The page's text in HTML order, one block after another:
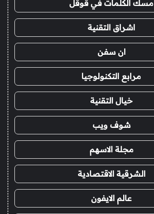
مسك الكلمات في قوقل
اشراق التقنية
ان سفن
مرابع التكنولوجيا
خيال التقنية
شوف ويب
مجلة الاسهم
الشرقية الاقتصادية
عالم الايفون